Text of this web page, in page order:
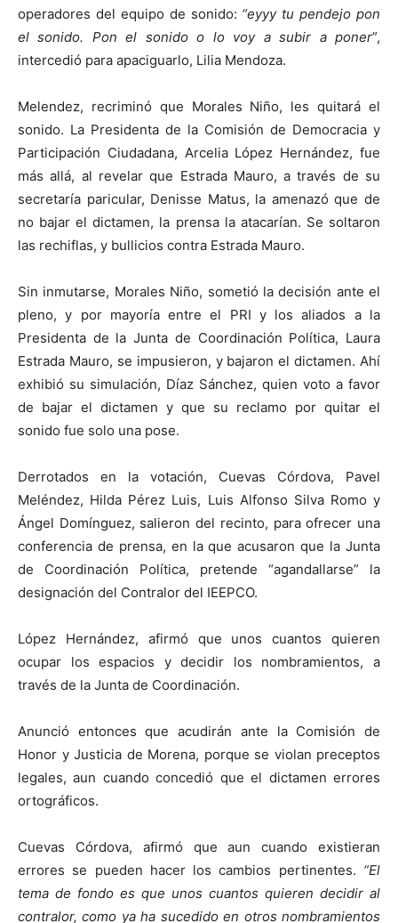
operadores del equipo de sonido: “eyyy tu pendejo pon
el sonido. Pon el sonido o lo voy a subir a poner”,
intercedió para apaciguarlo, Lilia Mendoza.
Melendez, recriminó que Morales Niño, les quitará el
sonido. La Presidenta de la Comisión de Democracia y
Participación Ciudadana, Arcelia López Hernández, fue
más allá, al revelar que Estrada Mauro, a través de su
secretaría paricular, Denisse Matus, la amenazó que de
no bajar el dictamen, la prensa la atacarían. Se soltaron
las rechiflas, y bullicios contra Estrada Mauro.
Sin inmutarse, Morales Niño, sometió la decisión ante el
pleno, y por mayoría entre el PRI y los aliados a la
Presidenta de la Junta de Coordinación Política, Laura
Estrada Mauro, se impusieron, y bajaron el dictamen. Ahí
exhibió su simulación, Díaz Sánchez, quien voto a favor
de bajar el dictamen y que su reclamo por quitar el
sonido fue solo una pose.
Derrotados en la votación, Cuevas Córdova, Pavel
Meléndez, Hilda Pérez Luis, Luis Alfonso Silva Romo y
Ángel Domínguez, salieron del recinto, para ofrecer una
conferencia de prensa, en la que acusaron que la Junta
de Coordinación Política, pretende “agandallarse” la
designación del Contralor del IEEPCO.
López Hernández, afirmó que unos cuantos quieren
ocupar los espacios y decidir los nombramientos, a
través de la Junta de Coordinación.
Anunció entonces que acudirán ante la Comisión de
Honor y Justicia de Morena, porque se violan preceptos
legales, aun cuando concedió que el dictamen errores
ortográficos.
Cuevas Córdova, afirmó que aun cuando existieran
errores se pueden hacer los cambios pertinentes. “El
tema de fondo es que unos cuantos quieren decidir al
contralor, como ya ha sucedido en otros nombramientos